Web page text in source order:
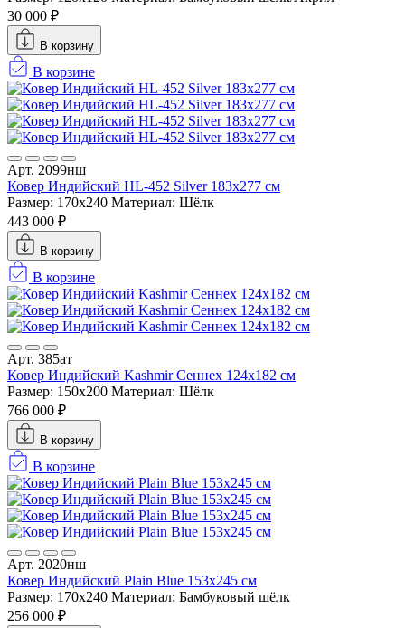
30 000 ₽
В корзину
В корзине
Арт. 2099нш
Ковер Индийский HL-452 Silver 183x277 см
Размер: 170x240 Материал: Шёлк
443 000 ₽
В корзину
В корзине
Арт. 385ат
Ковер Индийский Kashmir Сеннех 124x182 см
Размер: 150x200 Материал: Шёлк
766 000 ₽
В корзину
В корзине
Арт. 2020нш
Ковер Индийский Plain Blue 153x245 см
Размер: 170x240 Материал: Бамбуковый шёлк
256 000 ₽